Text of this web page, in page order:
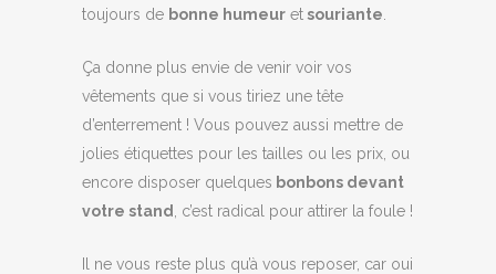
toujours de bonne humeur etsouriante
Ça donne plus envie de venir voir vos
vêtements que si vous tiriez une tête
d’enterrement ! Vous pouvez aussi mettre de
jolies étiquettes pour les tailles ou les prix, ou
encore disposer quelques bonbons devant
votre stand
, c’est radical pour attirer la foule !
Il ne vous reste plus qu’à vous reposer, car oui